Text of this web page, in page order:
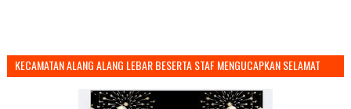
KECAMATAN ALANG ALANG LEBAR BESERTA STAF MENGUCAPKAN SELAMAT